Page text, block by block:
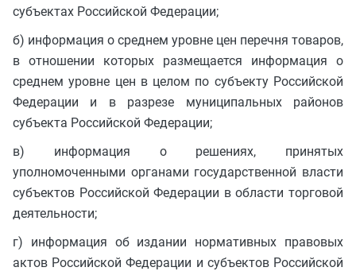
субъектах Российской Федерации;
б) информация о среднем уровне цен перечня товаров,
в отношении которых размещается информация о
среднем уровне цен в целом по субъекту Российской
Федерации и в разрезе муниципальных районов
субъекта Российской Федерации;
в) информация о решениях, принятых
уполномоченными органами государственной власти
субъектов Российской Федерации в области торговой
деятельности;
г) информация об издании нормативных правовых
актов Российской Федерации и субъектов Российской